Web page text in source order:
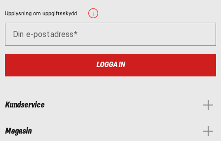
Upplysning om uppgiftsskydd
Din e-postadress
LOGGA IN
Kundservice
Magasin